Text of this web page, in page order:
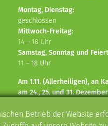
Montag, Dienstag:
geschlossen
Mittwoch-Freitag:
14 – 18 Uhr
Samstag, Sonntag und
11 – 18 Uhr
Am 1.11. (Allerheiligen), an
am 24., 25. und 31.
Wegen Ausstellungsumbau
Betrieb der Website